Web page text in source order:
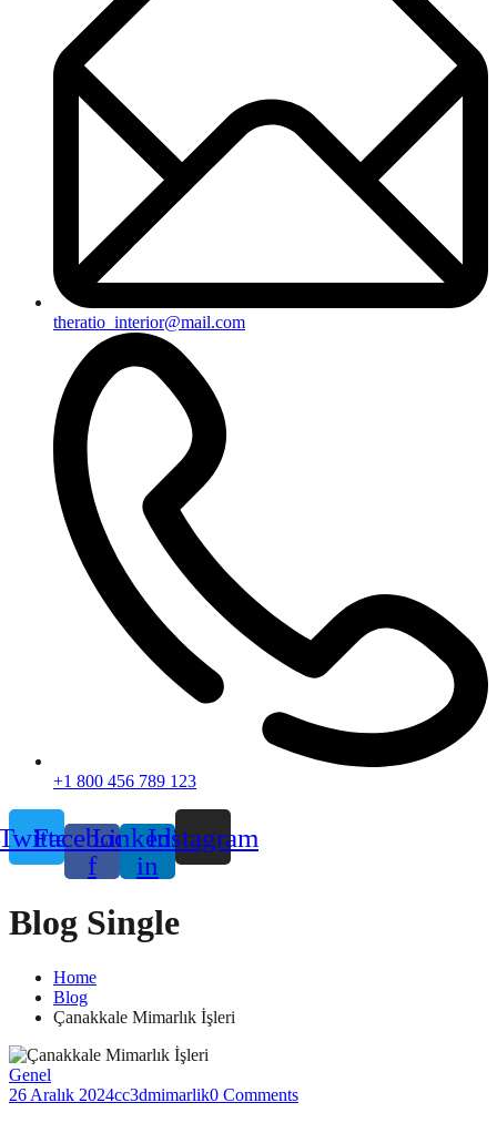
theratio_interior@mail.com
+1 800 456 789 123
Facebook-
f
Linkedin-
in
Instagram
Blog Single
Home
Blog
Çanakkale Mimarlık İşleri
Genel
26 Aralık 2024cc3dmimarlik0 Comments